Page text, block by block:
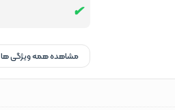
مشاهده همه ویژگی ها